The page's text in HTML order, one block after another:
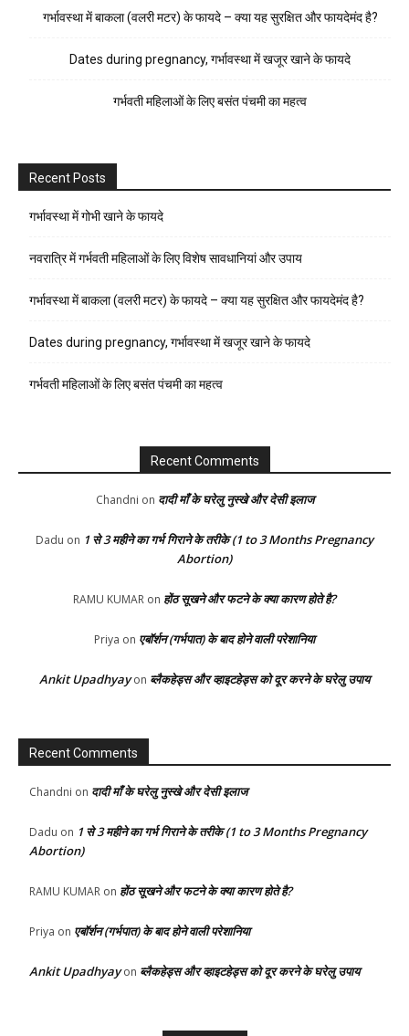
गर्भावस्था में बाकला (वलरी मटर) के फायदे – क्या यह सुरक्षित और फायदेमंद है?
Dates during pregnancy, गर्भावस्था में खजूर खाने के फायदे
गर्भवती महिलाओं के लिए बसंत पंचमी का महत्व
Recent Posts
गर्भावस्था में गोभी खाने के फायदे
नवरात्रि में गर्भवती महिलाओं के लिए विशेष सावधानियां और उपाय
गर्भावस्था में बाकला (वलरी मटर) के फायदे – क्या यह सुरक्षित और फायदेमंद है?
Dates during pregnancy, गर्भावस्था में खजूर खाने के फायदे
गर्भवती महिलाओं के लिए बसंत पंचमी का महत्व
Recent Comments
Chandni on दादी माँ के घरेलु नुस्खे और देसी इलाज
Dadu on 1 से 3 महीने का गर्भ गिराने के तरीके (1 to 3 Months Pregnancy
Abortion)
RAMU KUMAR on होंठ सूखने और फटने के क्या कारण होते है?
Priya on एबॉर्शन (गर्भपात) के बाद होने वाली परेशानिया
Ankit Upadhyayon ब्लैकहेड्स और व्हाइटहेड्स को दूर करने के घरेलु उपाय
Recent Comments
Chandni on दादी माँ के घरेलु नुस्खे और देसी इलाज
Dadu on 1 से 3 महीने का गर्भ गिराने के तरीके (1 to 3 Months Pregnancy
Abortion)
RAMU KUMAR on होंठ सूखने और फटने के क्या कारण होते है?
Priya on एबॉर्शन (गर्भपात) के बाद होने वाली परेशानिया
Ankit Upadhyayon ब्लैकहेड्स और व्हाइटहेड्स को दूर करने के घरेलु उपाय